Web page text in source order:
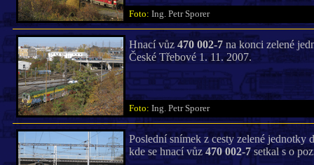
Foto: Ing. Petr Sporer
Hnací vůz470 002-7na konci zelené
České Třebové 1. 11. 2007.
Foto: Ing. Petr Sporer
Poslední snímek z cesty zelené jednotky
kde se hnací vůz470 002-7setkal s o